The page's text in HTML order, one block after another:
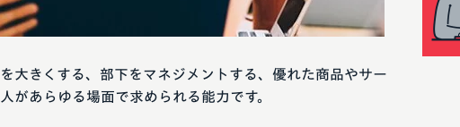
大きくする、部下をマネジメントする、優れた商品やサー
があらゆる場面で求められる能力です。